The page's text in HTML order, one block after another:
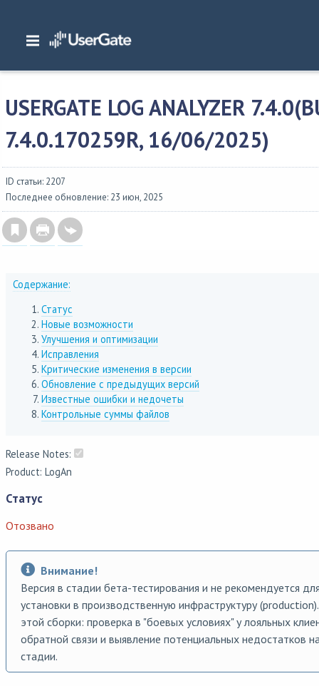
Главная/ Описание версий/UserGate SUMMA
UserGate Log Analyzer 7.4.0(build 7.4.0.170259R, 16/06/2025)
USERGATE LOG ANALYZER
7.4.0.170259R, 16/06/2025)
ID статьи: 2207
Последнее обновление: 23 июн, 2025
Содержание:
Статус
Новые возможности
Улучшения и оптимизации
Исправления
Критические изменения в версии
Обновление с предыдущих версий
Известные ошибки и недочеты
Контрольные суммы файлов
Release Notes:
Product: LogAn
Статус
Отозвано
Внимание!
Версия в стадии бета-тестирования и не рекомендуется
установки в производственную инфраструктуру
этой сборки: проверка в "боевых условиях" у лояльных
обратной связи и выявление потенциальных недостатков
стадии.